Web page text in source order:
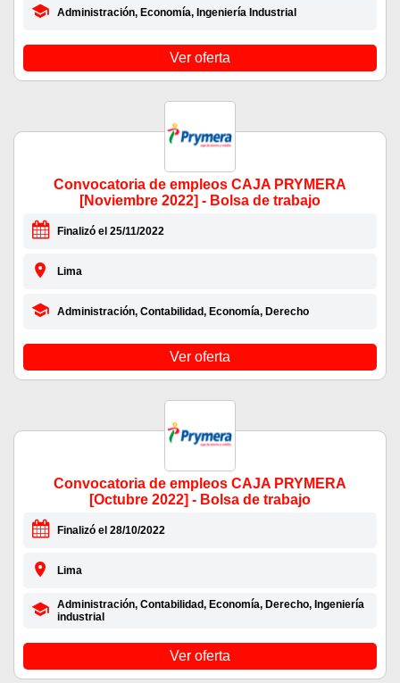
Administración, Economía, Ingeniería Industrial
Ver oferta
Convocatoria de empleos CAJA PRYMERA
[Noviembre 2022] - Bolsa de trabajo
Finalizó el 25/11/2022
Lima
Administración, Contabilidad, Economía, Derecho
Ver oferta
Convocatoria de empleos CAJA PRYMERA
[Octubre 2022] - Bolsa de trabajo
Finalizó el 28/10/2022
Lima
Administración, Contabilidad, Economía, Derecho, Ingeniería
industrial
Ver oferta